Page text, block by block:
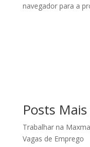
navegador para a
Posts
Trabalhar na
Vagas de Emprego